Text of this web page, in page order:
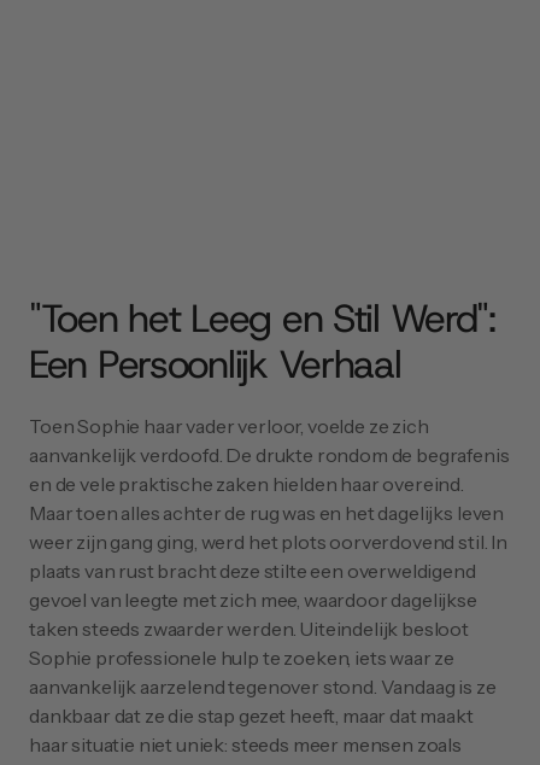
"Toen het Leeg en Stil Werd":
Een Persoonlijk Verhaal
Toen Sophie haar vader verloor, voelde ze zich
aanvankelijk verdoofd. De drukte rondom de begrafenis
en de vele praktische zaken hielden haar overeind.
Maar toen alles achter de rug was en het dagelijks leven
weer zijn gang ging, werd het plots oorverdovend stil. In
plaats van rust bracht deze stilte een overweldigend
gevoel van leegte met zich mee, waardoor dagelijkse
taken steeds zwaarder werden. Uiteindelijk besloot
Sophie professionele hulp te zoeken, iets waar ze
aanvankelijk aarzelend tegenover stond. Vandaag is ze
dankbaar dat ze die stap gezet heeft, maar dat maakt
haar situatie niet uniek: steeds meer mensen zoals